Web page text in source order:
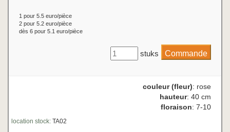
1 pour 5.5 euro/pièce
2 pour 5.2 euro/pièce
dès 6 pour 5.1 euro/pièce
stuks
couleur (fleur): rose
hauteur: 40 cm
floraison: 7-10
location stock: TA02